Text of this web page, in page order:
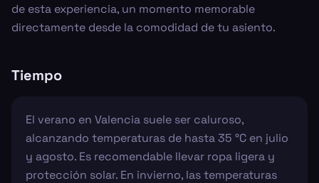
de esta experiencia, un momento memorable
directamente desde la comodidad de tu asiento.
Tiempo
El verano en Valencia suele ser caluroso,
alcanzando temperaturas de hasta 35 °C en julio
y agosto. Es recomendable llevar ropa ligera y
protección solar. En invierno, las temperaturas